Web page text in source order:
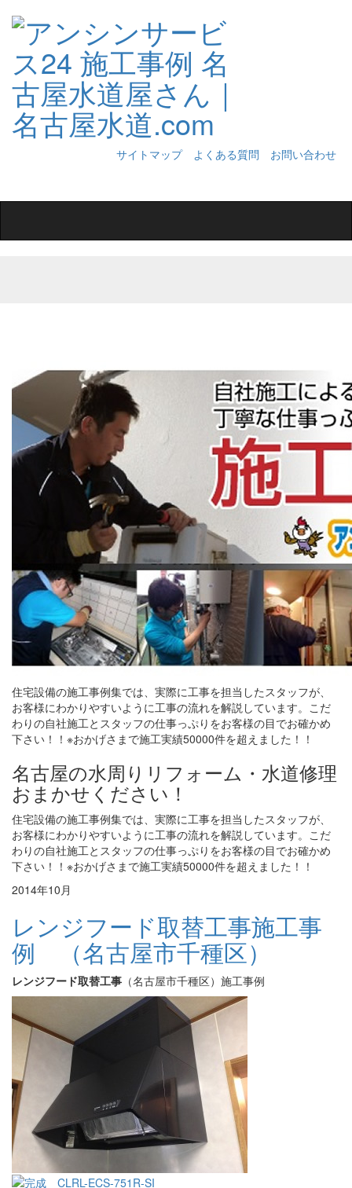
サイトマップ よくある質問
お問い合わせ
住宅設備の施工事例集では、実際に工事を担当したスタッフが、
お客様にわかりやすいように工事の流れを解説しています。こだ
わりの自社施工とスタッフの仕事っぷりをお客様の目でお確かめ
下さい！！※おかげさまで施工実績50000件を超えました！！
名古屋の水周りリフォーム・水道修理
おまかせください！
住宅設備の施工事例集では、実際に工事を担当したスタッフが、
お客様にわかりやすいように工事の流れを解説しています。こだ
わりの自社施工とスタッフの仕事っぷりをお客様の目でお確かめ
下さい！！※おかげさまで施工実績50000件を超えました！！
2014年10月
レンジフード取替工事施工事
例 （名古屋市千種区）
レンジフード取替工事 （名古屋市千種区）施工事例